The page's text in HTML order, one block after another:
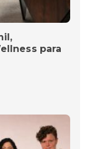
para